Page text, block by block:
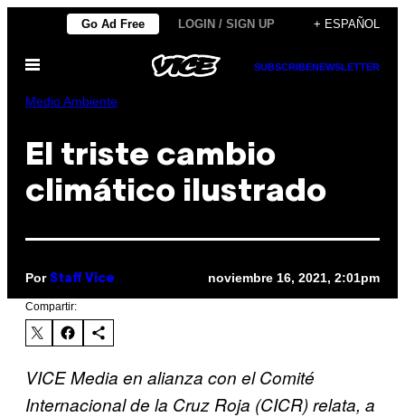
contenido
Go Ad Free LOGIN / SIGN UP + ESPAÑOL
Abrir
SUBSCRIBENEWSLETTER
Medio Ambiente
El triste cambio
climático ilustrado
Por Staff Vice noviembre 16, 2021, 2:01pm
Compartir:
VICE Media en alianza con el Comité
Internacional de la Cruz Roja (CICR)relata, a